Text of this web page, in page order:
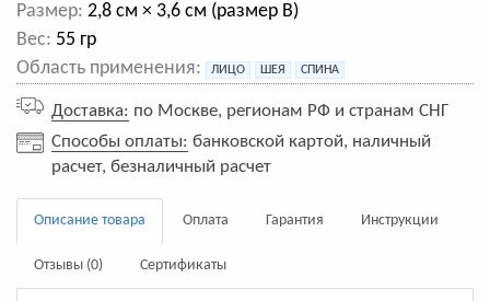
Размер: 2,8 см × 3,6 см (размер B)
Вес: 55 гр
Область применения:
ЛИЦО ШЕЯ СПИНА
Доставка: по Москве, регионам РФ и странам СНГ
Способы оплаты: банковской картой, наличный
расчет, безналичный расчет
Описание товара Оплата Гарантия Инструкции
Отзывы (0) Сертификаты